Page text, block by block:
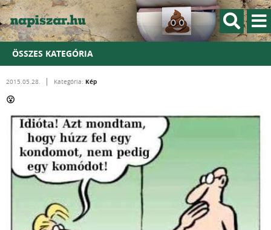
ÖSSZES KATEGÓRIA
2015.05.28. Kategória: Kép
😮